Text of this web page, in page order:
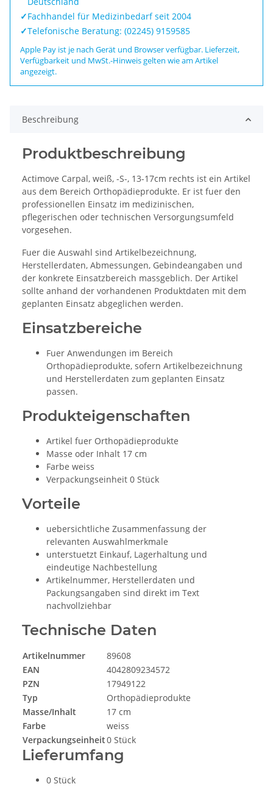
✓Fachhandel für Medizinbedarf seit 2004
✓Telefonische Beratung: (02245) 9159585
Apple Pay ist je nach Gerät und Browser verfügbar. Lieferzeit,
Verfügbarkeit und MwSt.-Hinweis gelten wie am Artikel
angezeigt.
Beschreibung
Produktbeschreibung
Actimove Carpal, weiß, -S-, 13-17cm rechts ist ein Artikel
aus dem Bereich Orthopädieprodukte. Er ist fuer den
professionellen Einsatz im medizinischen,
pflegerischen oder technischen Versorgungsumfeld
vorgesehen.
Fuer die Auswahl sind Artikelbezeichnung,
Herstellerdaten, Abmessungen, Gebindeangaben und
der konkrete Einsatzbereich massgeblich. Der Artikel
sollte anhand der vorhandenen Produktdaten mit dem
geplanten Einsatz abgeglichen werden.
Einsatzbereiche
Fuer Anwendungen im Bereich
Orthopädieprodukte, sofern Artikelbezeichnung
und Herstellerdaten zum geplanten Einsatz
passen.
Produkteigenschaften
Artikel fuer Orthopädieprodukte
Masse oder Inhalt 17 cm
Farbe weiss
Verpackungseinheit 0 Stück
Vorteile
uebersichtliche Zusammenfassung der
relevanten Auswahlmerkmale
unterstuetzt Einkauf, Lagerhaltung und
eindeutige Nachbestellung
Artikelnummer, Herstellerdaten und
Packungsangaben sind direkt im Text
nachvollziehbar
Technische Daten
Artikelnummer
89608
EAN
4042809234572
PZN
17949122
Typ
Orthopädieprodukte
Masse/Inhalt
17 cm
Farbe
weiss
Verpackungseinheit0 Stück
Lieferumfang
0 Stück